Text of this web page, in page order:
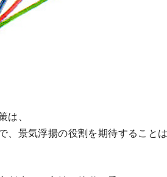
、
景気浮揚の役割を期待すること